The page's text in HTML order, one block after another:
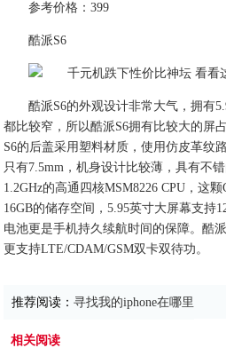
参考价格：399
酷派S6
酷派S6的外观设计非常大气，拥有
都比较窄，所以酷派S6拥有比较大的屏
S6的后盖采用塑料材质，使用仿皮革纹
只有7.5mm，机身设计比较薄，具有不
1.2GHz的高通四核MSM8226 CPU，这
16GB的储存空间，5.95英寸大屏幕支持
电池更是手机持久续航时间的保障。酷
更支持LTE/CDAM/GSM双卡双待功。
推荐阅读：寻找我的iphone在哪里
相关阅读